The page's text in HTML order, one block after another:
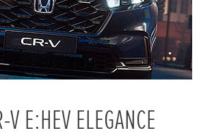
V E:HEV ELEGANCE